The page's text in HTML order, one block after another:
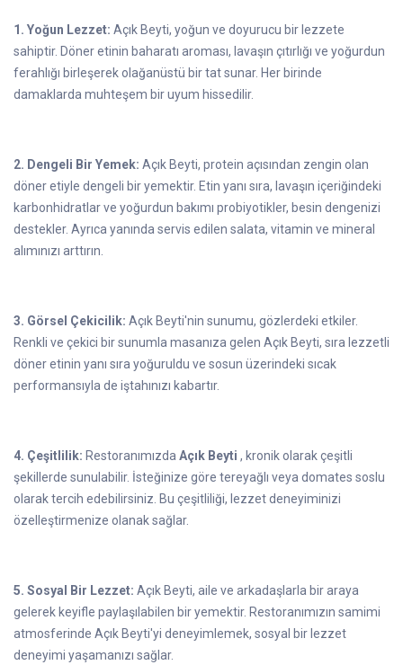
1. Yoğun Lezzet: Açık Beyti, yoğun ve doyurucu bir lezzete
sahiptir. Döner etinin baharatı aroması, lavaşın çıtırlığı ve yoğurdun
ferahlığı birleşerek olağanüstü bir tat sunar. Her birinde
damaklarda muhteşem bir uyum hissedilir.
2. Dengeli Bir Yemek: Açık Beyti, protein açısından zengin olan
döner etiyle dengeli bir yemektir. Etin yanı sıra, lavaşın içeriğindeki
karbonhidratlar ve yoğurdun bakımı probiyotikler, besin dengenizi
destekler. Ayrıca yanında servis edilen salata, vitamin ve mineral
alımınızı arttırın.
3. Görsel Çekicilik: Açık Beyti'nin sunumu, gözlerdeki etkiler.
Renkli ve çekici bir sunumla masanıza gelen Açık Beyti, sıra lezzetli
döner etinin yanı sıra yoğuruldu ve sosun üzerindeki sıcak
performansıyla de iştahınızı kabartır.
4. Çeşitlilik: Restoranımızda Açık Beyti , kronik olarak çeşitli
şekillerde sunulabilir. İsteğinize göre tereyağlı veya domates soslu
olarak tercih edebilirsiniz. Bu çeşitliliği, lezzet deneyiminizi
özelleştirmenize olanak sağlar.
5. Sosyal Bir Lezzet: Açık Beyti, aile ve arkadaşlarla bir araya
gelerek keyifle paylaşılabilen bir yemektir. Restoranımızın samimi
atmosferinde Açık Beyti'yi deneyimlemek, sosyal bir lezzet
deneyimi yaşamanızı sağlar.